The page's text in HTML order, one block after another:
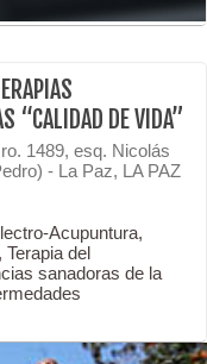
“CALIDAD DE VIDA”
1489, esq. Nicolás
- La Paz, LA PAZ
Acupuntura,
del
sanadoras de la